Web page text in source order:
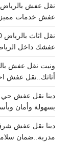
عفش خدمات مميزه 100%..عرض
عفشك داخل الرياض تبدء
أثاثك..نقل عفش
بسهولة وأمان
مدربة..ضمان